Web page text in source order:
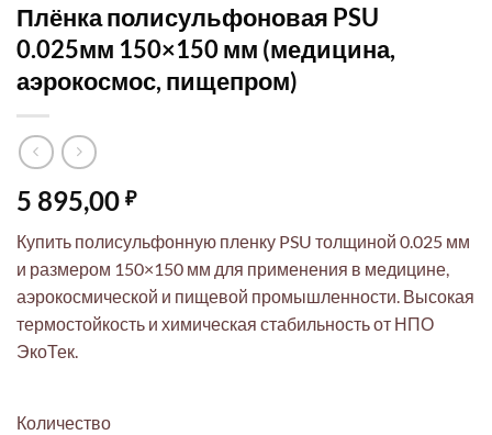
Плёнка полисульфоновая PSU
0.025мм 150×150 мм (медицина,
аэрокосмос, пищепром)
5 895,00 ₽
Купить полисульфонную пленку PSU толщиной 0.025 мм
и размером 150×150 мм для применения в медицине,
аэрокосмической и пищевой промышленности. Высокая
термостойкость и химическая стабильность от НПО
ЭкоТек.
Количество